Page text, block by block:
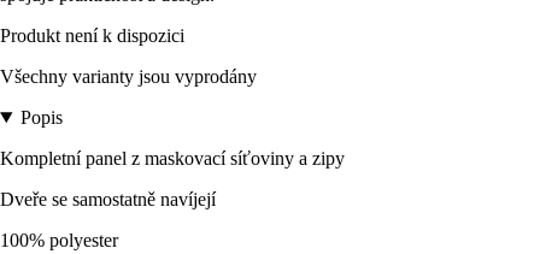
Produkt není k dispozici
Všechny varianty jsou vyprodány
Popis
Kompletní panel z maskovací síťoviny a zipy
Dveře se samostatně navíjejí
100% polyester